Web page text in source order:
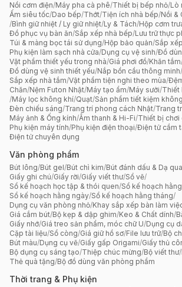
Nồi cơm điện/Máy pha cà phê/Thiết bị bếp nhỏ/Lò
Ấm siêu tốc/Dao bếp/Thớt/Tiện ích nhà bếp/Nồi &
/Bình giữ nhiệt / Ly giữ nhiệt/Ly & Tách/Hộp cơm
Đồ phục vụ bàn ăn/Sắp xếp nhà bếp/Lưu trữ thực
Túi & màng bọc tái sử dụng/Hộp bảo quản/Sắp
Phụ kiện làm sạch nhà cửa/Dụng cụ vệ sinh/Đồ
Vật phẩm thiết yếu trong nhà/Giá phơi đồ/Khăn tắm
Đồ dùng vệ sinh thiết yếu/Nắp bồn cầu thông minh/
Sắp xếp nhà tắm/Vật phẩm tiện nghi theo mùa/
Chăn/Nệm Futon Nhật/Máy tạo ẩm/Máy sưởi/Thiết
/Máy lọc không khí/Quạt/Sản phẩm tiết kiệm
Đèn chiếu sáng/Trang trí phong cách Nhật/Trang
Máy ảnh & Ống kính/Âm thanh & Hi-Fi/Thiết bị chơi
Phụ kiện máy tính/Phụ kiện điện thoại/Điện tử cầm
Điện tử chuyên dụng
Văn phòng phẩm
Bút lông/Bút gel/Bút chì kim/Bút đánh dấu & Dạ
Giấy ghi chú/Giấy rời/Giấy viết thư/Sổ vẽ/
Sổ kế hoạch học tập & thói quen/Sổ kế hoạch
Sổ kế hoạch hằng ngày/Sổ kế hoạch hằng tháng/
Dụng cụ văn phòng nhỏ/Khay sắp xếp bàn làm
Giá cắm bút/Bộ kẹp & dập ghim/Keo & Chất dính/
Giấy nhớ/Giá treo sản phẩm, móc chữ U/Dụng cụ
Cặp tài liệu/Sổ còng/Giá giữ hồ sơ/File lưu trữ/Bộ
Bút màu/Dụng cụ vẽ/Giấy gấp Origami/Giấy thủ
Bộ dụng cụ sáng tạo/Thiệp chúc mừng/Bộ viết thư/
Thẻ quà tặng/Bộ đồ dùng văn phòng phẩm
Thời trang & Phụ kiện